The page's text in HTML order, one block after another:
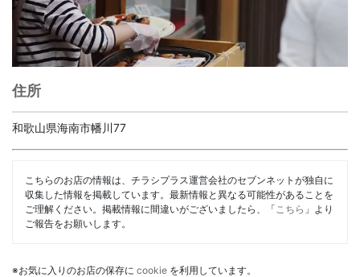
住所
和歌山県海南市幡川77
こちらのお店の情報は、チラシプラス運営会社のセブンネットが独自に
収集した情報を掲載しています。最新情報と異なる可能性があることを
ご理解ください。掲載情報に間違いがございましたら、「 こちら 」より
ご報告をお願いします。
※お気に入りのお店の保存に cookie を利用しています。